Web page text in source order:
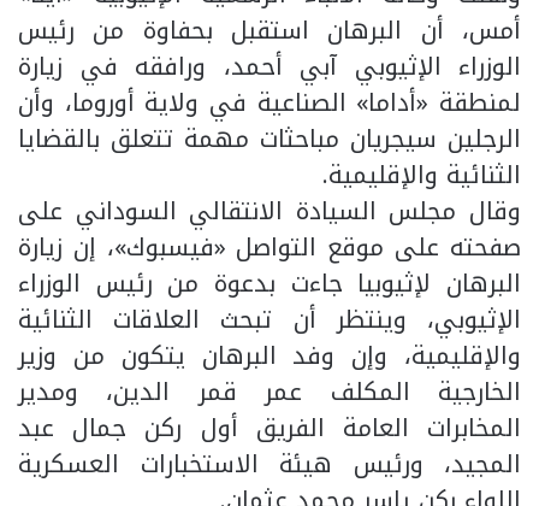
أمس، أن البرهان استقبل بحفاوة من رئيس
الوزراء الإثيوبي آبي أحمد، ورافقه في زيارة
لمنطقة «أداما» الصناعية في ولاية أوروما، وأن
الرجلين سيجريان مباحثات مهمة تتعلق بالقضايا
الثنائية والإقليمية.
وقال مجلس السيادة الانتقالي السوداني على
صفحته على موقع التواصل «فيسبوك»، إن زيارة
البرهان لإثيوبيا جاءت بدعوة من رئيس الوزراء
الإثيوبي، وينتظر أن تبحث العلاقات الثنائية
والإقليمية، وإن وفد البرهان يتكون من وزير
الخارجية المكلف عمر قمر الدين، ومدير
المخابرات العامة الفريق أول ركن جمال عبد
المجيد، ورئيس هيئة الاستخبارات العسكرية